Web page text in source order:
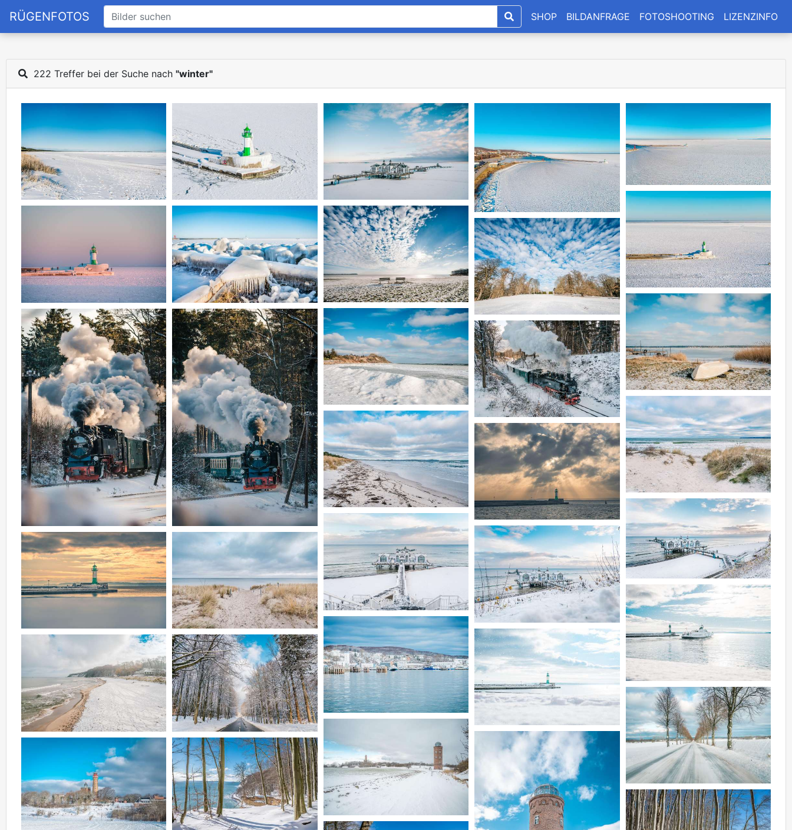
RÜGENFOTOS SHOP BILDANFRAGE FOTOSHOOTING LIZENZINFO
222 Treffer bei der Suche nach "winter"